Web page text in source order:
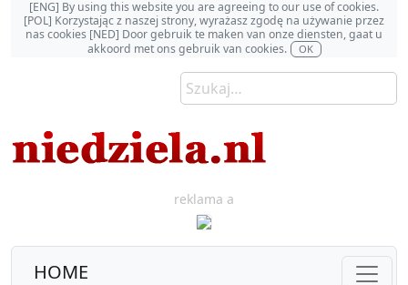
[ENG] By using this website you are agreeing to our use of cookies.
[POL] Korzystając z naszej strony, wyrażasz zgodę na używanie przez
nas cookies [NED] Door gebruik te maken van onze diensten, gaat u
akkoord met ons gebruik van cookies.
OK
reklama a
HOME